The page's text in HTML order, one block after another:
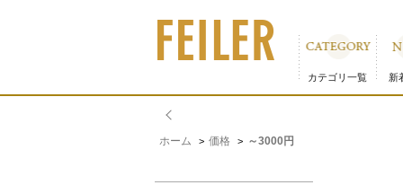
カテゴリ一覧 新
ホーム > 価格 > ～3000円